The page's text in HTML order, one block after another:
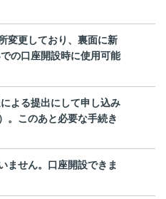
変更しており、裏面に新
の口座開設時に使用可能
よる提出にして申し込み
。このあと必要な手続き
ません。口座開設できま